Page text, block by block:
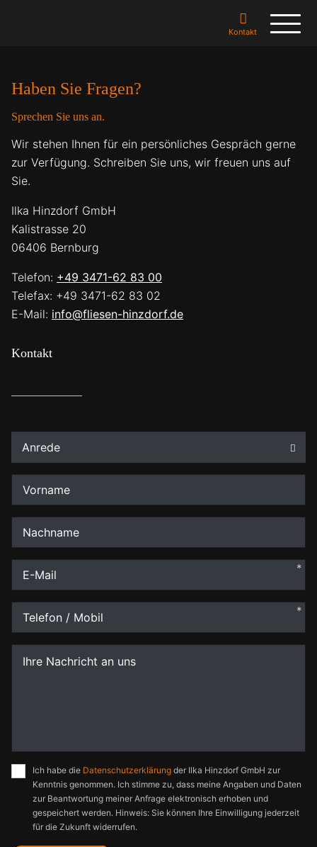
Kontakt
Haben Sie Fragen?
Sprechen Sie uns an.
Wir stehen Ihnen für ein persönliches Gespräch gerne
zur Verfügung. Schreiben Sie uns, wir freuen uns auf
Sie.
Ilka Hinzdorf GmbH
Kalistrasse 20
06406 Bernburg
Telefon: +49 3471-62 83 00
Telefax: +49 3471-62 83 02
E-Mail: info@fliesen-hinzdorf.de
Kontakt
Ich habe die Datenschutzerklärung der Ilka Hinzdorf GmbH zur
Kenntnis genommen. Ich stimme zu, dass meine Angaben und Daten
zur Beantwortung meiner Anfrage elektronisch erhoben und
gespeichert werden. Hinweis: Sie können Ihre Einwilligung jederzeit
für die Zukunft widerrufen.